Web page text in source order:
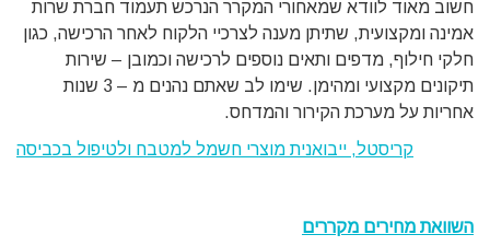
חשוב מאוד לוודא שמאחורי המקרר הנרכש תעמוד חברת שרות
אמינה ומקצועית, שתיתן מענה לצרכיי הלקוח לאחר הרכישה, כגון
חלקי חילוף, מדפים ותאים נוספים לרכישה וכמובן – שירות
תיקונים מקצועי ומהימן. שימו לב שאתם נהנים מ – 3 שנות
אחריות על מערכת הקירור והמדחס.
קריסטל, ייבואנית מוצרי חשמל למטבח ולטיפול בכביסה
השוואת מחירים מקררים